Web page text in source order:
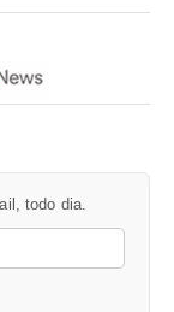
todo dia.